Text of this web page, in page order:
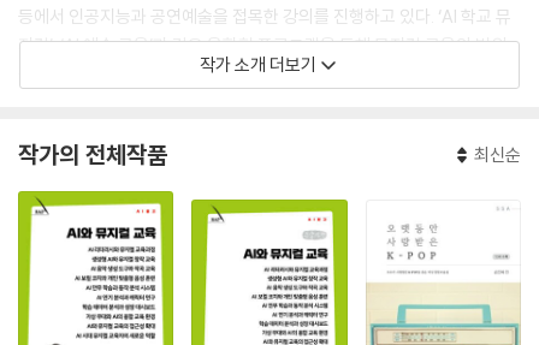
등에서 인공지능과 공연예술을 접목한 강의를 진행하고 있다. ‘AI 학교 뮤
지컬’, ‘AI 예술 교육’과 같은 융합형 프로그램을 통해 뮤지컬 교육의 범위
를 확장하는 작업을 이어가고 있다.
활발히 활동하고 있다. 저서로는 《오페레타 뮤지컬 브레멘 음악대》(202
2), 《팬덤싱어》(2020), 《너에게 들려주고 싶은 K-pop》(2018) 등이 있
고, 뮤지컬과 음악 교육 분야를 중심으로 한 연구 성과를 KCI 등재 학술지
등에 꾸준히 발표하고 있다.
작가 소개 더보기
작가의 전체작품 최신순